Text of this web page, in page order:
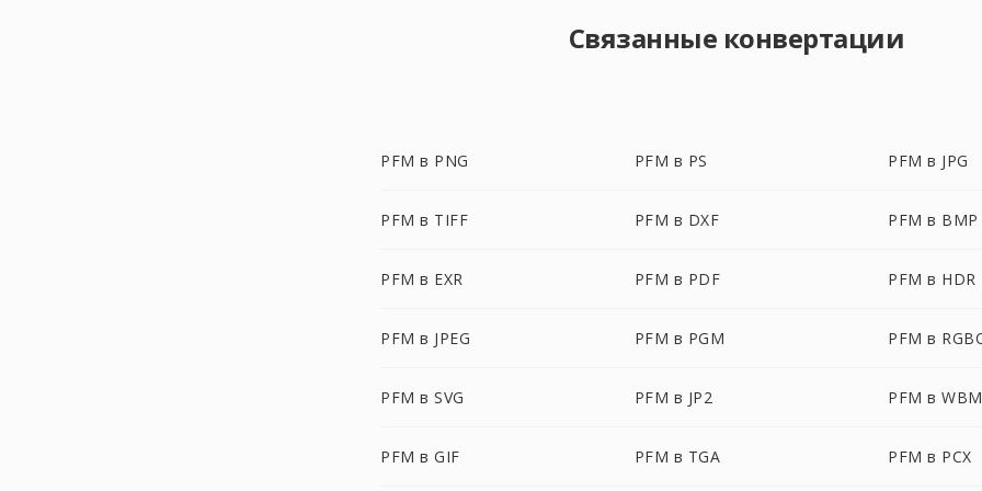
Связанные конвертации
PFM в PNG PFM в PS PFM в JPG
PFM в TIFF PFM в DXF PFM в BMP
PFM в EXR PFM в PDF PFM в HDR
PFM в JPEG PFM в PGM PFM в
PFM в SVG PFM в JP2 PFM в
PFM в GIF PFM в TGA PFM в PCX